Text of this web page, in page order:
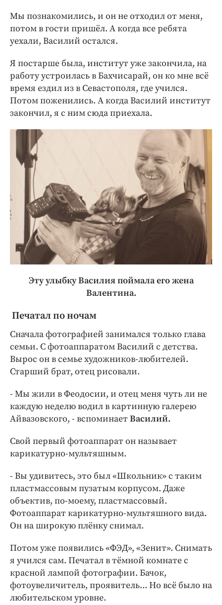
Мы познакомились, и он не отходил от меня,
потом в гости пришёл. А когда все ребята
уехали, Василий остался.
Я постарше была, институт уже закончила, на
работу устроилась в Бахчисарай, он ко мне всё
время ездил из в Севастополя, где учился.
Потом поженились. А когда Василий институт
закончил, я с ним сюда приехала.
Эту улыбку Василия поймала его жена
Валентина.
Печатал по ночам
Сначала фотографией занимался только глава
семьи. С фотоаппаратом Василий с детства.
Вырос он в семье художников-любителей.
Старший брат, отец рисовали.
- Мы жили в Феодосии, и отец меня чуть ли не
каждую неделю водил в картинную галерею
Айвазовского, - вспоминает Василий.
Свой первый фотоаппарат он называет
карикатурно-мультяшным.
- Вы удивитесь, это был «Школьник» с таким
пластмассовым пузатым корпусом. Даже
объектив, по-моему, пластмассовый.
Фотоаппарат карикатурно-мультяшного вида.
Он на широкую плёнку снимал.
Потом уже появились «ФЭД», «Зенит». Снимать
я учился сам. Печатал в тёмной комнате с
красной лампой фотографии. Бачок,
фотоувеличитель, проявитель... Но всё было на
любительском уровне.